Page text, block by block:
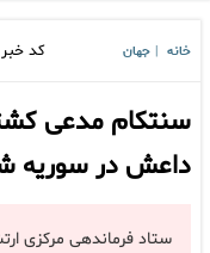
خانه جهان کد خبر
سنتکام مدعی
داعش در سوریه
ستاد فرماندهی مرکزی